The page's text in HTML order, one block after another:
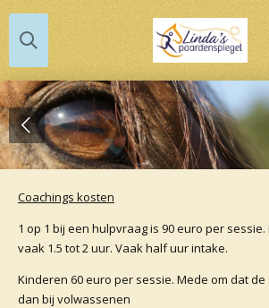
Ga
direct
hoofdinhoud
Coachings kosten
1 op 1 bij een hulpvraag is 90 euro per
vaak 1.5 tot 2 uur. Vaak half uur intake.
Kinderen 60 euro per sessie. Mede om dat
dan bij volwassenen